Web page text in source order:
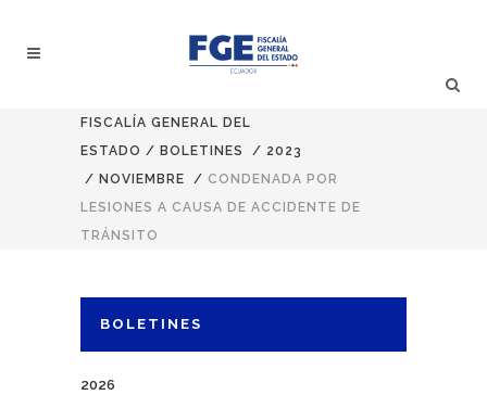
FISCALÍA GENERAL DEL
ESTADO / BOLETINES / 2023
/ NOVIEMBRE / CONDENADA POR
LESIONES A CAUSA DE ACCIDENTE DE
TRÁNSITO
BOLETINES
2026